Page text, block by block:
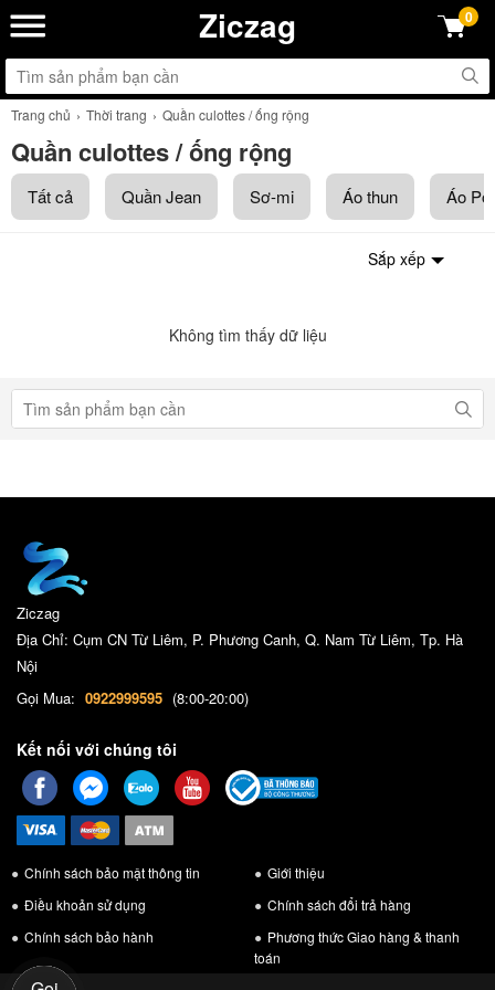
Ziczag 0
Trang chủ Thời trang Quần culottes / ống rộng
Quần culottes / ống rộng
Tất cả Quần Jean Sơ-mi Áo thun Áo
Sắp xếp
Không tìm thấy dữ liệu
Ziczag
Địa Chỉ: Cụm CN Từ Liêm, P. Phương Canh, Q. Nam Từ Liêm, Tp. Hà
Nội
Gọi Mua: 0922999595 (8:00-20:00)
Kết nối với chúng tôi
Chính sách bảo mật thông tin
Giới thiệu
Điều khoản sử dụng
Chính sách đổi trả hàng
Chính sách bảo hành
Phương thức Giao hàng & thanh
toán